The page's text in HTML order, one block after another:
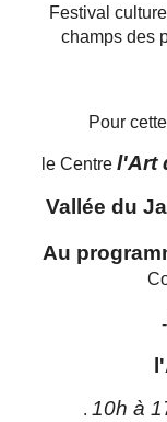
Festival
champs des
Pour
le Centre l'Art
Vallée du
Au
-
l'Art
. 10h à